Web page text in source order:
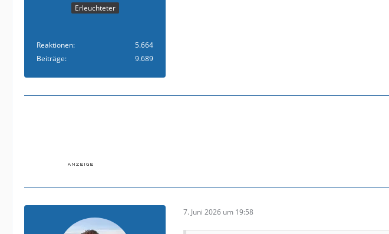
Erleuchteter
Reaktionen
5.664
Beiträge
9.689
7. Juni 2026 um 19:58